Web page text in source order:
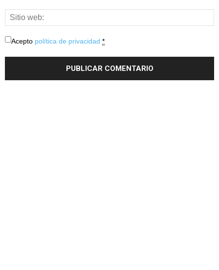
Acepto política de privacidad *